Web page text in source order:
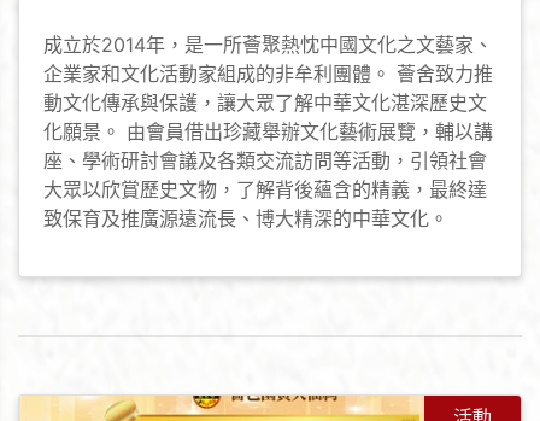
成立於2014年，是一所薈聚熱忱中國文化之文藝家、
企業家和文化活動家組成的非牟利團體。 薈舍致力推
動文化傳承與保護，讓大眾了解中華文化湛深歷史文
化願景。 由會員借出珍藏舉辦文化藝術展覽，輔以講
座、學術研討會議及各類交流訪問等活動，引領社會
大眾以欣賞歷史文物，了解背後蘊含的精義，最終達
致保育及推廣源遠流長、博大精深的中華文化。